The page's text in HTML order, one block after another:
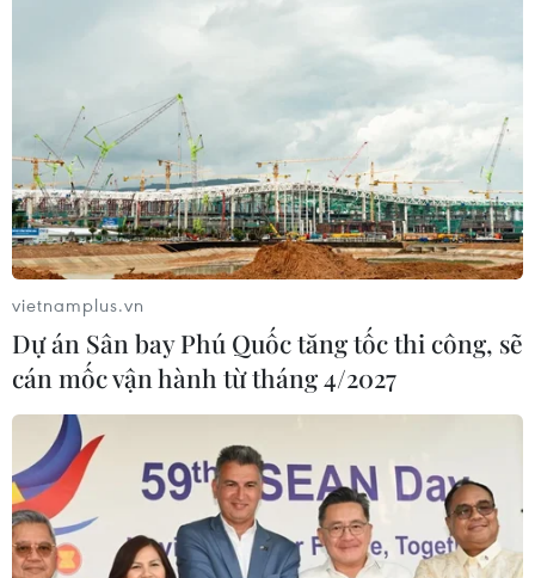
vietnamplus.vn
Dự án Sân bay Phú Quốc tăng tốc thi công, sẽ
cán mốc vận hành từ tháng 4/2027